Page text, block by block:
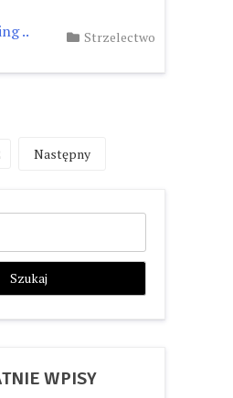
.. Strzelectwo
Następny
WPISY